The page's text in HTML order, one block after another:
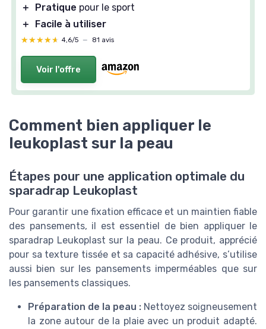
＋
Pratique pour le sport
＋
Facile à utiliser
★★★★★
★★★★★ 4,6/5 — 81 avis
Voir l'offre
Comment bien appliquer le
leukoplast sur la peau
Étapes pour une application optimale du
sparadrap Leukoplast
Pour garantir une fixation efficace et un maintien fiable
des pansements, il est essentiel de bien appliquer le
sparadrap Leukoplast sur la peau. Ce produit, apprécié
pour sa texture tissée et sa capacité adhésive, s’utilise
aussi bien sur les pansements imperméables que sur
les pansements classiques.
Préparation de la peau : Nettoyez soigneusement
la zone autour de la plaie avec un produit adapté.